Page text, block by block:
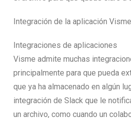
Integración de la aplicación Visme
Integraciones de aplicaciones
Visme admite muchas
principalmente para que pueda
que ya ha almacenado en algún
integración de Slack que le
un archivo, como cuando un